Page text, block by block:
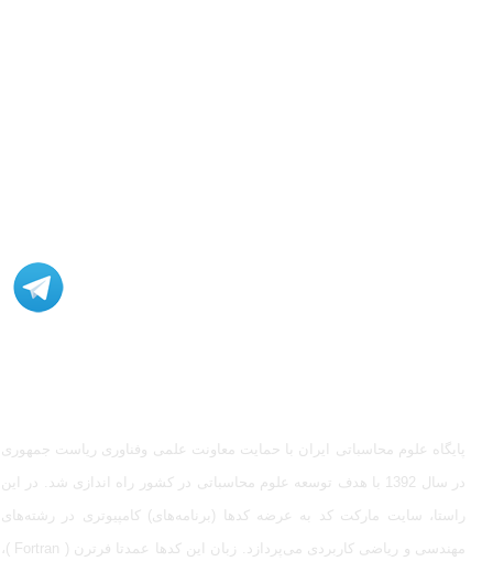
پایگاه علوم محاسباتی ایران با حمایت معاونت علمی وفناوری ریاست جمهوری
در سال 1392 با هدف توسعه علوم محاسباتی در کشور راه اندازی شد. در این
راستا، سایت مارکت کد به عرضه کدها (برنامه‌های) کامپیوتری در رشته‌های
مهندسی و ریاضی کاربردی می‌پردازد. زبان این کدها عمدتا فرترن ( Fortran )،